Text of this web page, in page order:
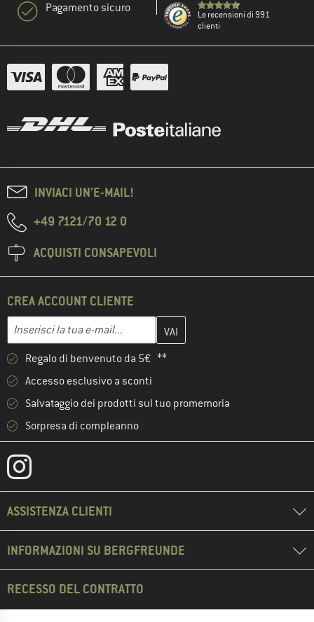
Pagamento sicuro
Le recensioni di 991
clienti
INVIACI UN'E-MAIL!
+49 7121/70 12 0
ACQUISTI CONSAPEVOLI
CREA ACCOUNT CLIENTE
Indirizzo e-mail
Inserisci qui il tuo indirizzo e-mail e crea il tuo account cliente
Regalo di benvenuto da 5€ **
Accesso esclusivo a sconti
Salvataggio dei prodotti sul tuo promemoria
Sorpresa di compleanno
ASSISTENZA CLIENTI
INFORMAZIONI SU BERGFREUNDE
RECESSO DEL CONTRATTO